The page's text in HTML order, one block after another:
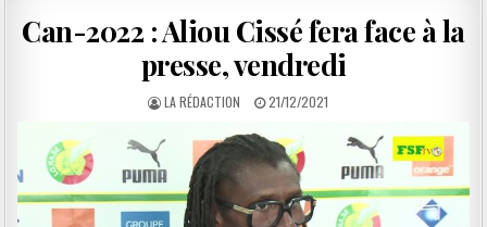
Can-2022 : Aliou Cissé fera face à la
presse, vendredi
LA RÉDACTION 21/12/2021